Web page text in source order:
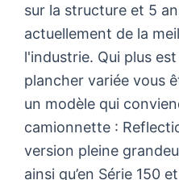
sur la structure et 5
actuellement de la
l'industrie. Qui plus
plancher variée vous
un modèle qui
camionnette :
version pleine
ainsi qu’en Série 150